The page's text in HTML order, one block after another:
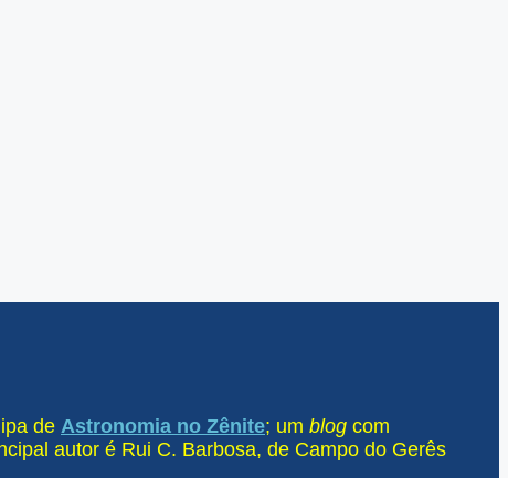
de Astronomia no Zênite; um blog com
autor é Rui C. Barbosa, de Campo do Gerês